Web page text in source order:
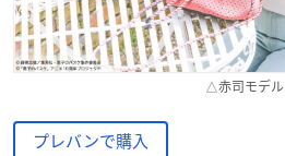
△赤司モデル
プレバンで購入